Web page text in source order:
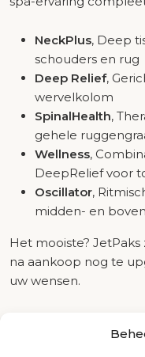
NeckPlus, Deep
schouders en rug
Deep Relief,
wervelkolom
SpinalHealth,
gehele
Wellness,
DeepRelief voor
Oscillator,
midden- en
Het mooiste? JetPaks
na aankoop nog te
uw wensen.
Maak een afspraak